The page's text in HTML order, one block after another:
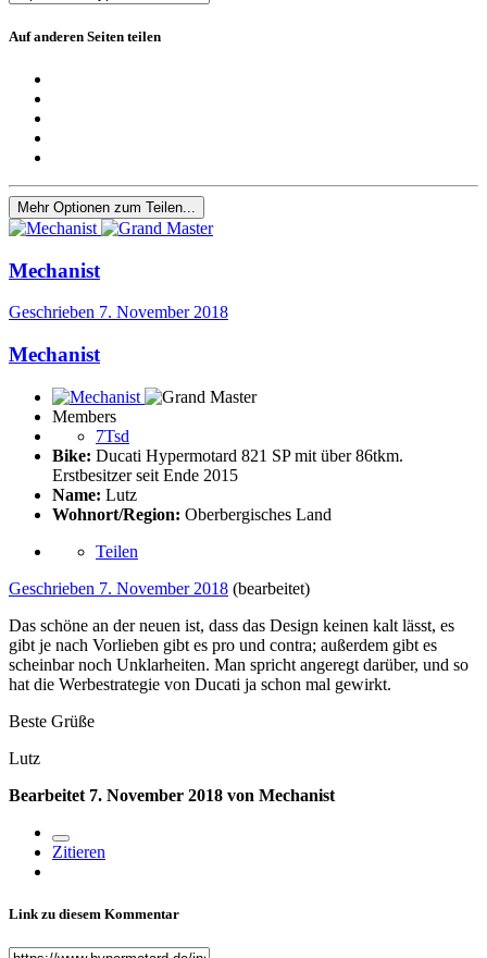
Auf anderen Seiten teilen
Mehr Optionen zum Teilen...
Mechanist
Geschrieben 7. November 2018
Mechanist
Members
7Tsd
Bike: Ducati Hypermotard 821 SP mit über 86tkm.
Erstbesitzer seit Ende 2015
Name: Lutz
Wohnort/Region: Oberbergisches Land
Teilen
Geschrieben 7. November 2018 (bearbeitet)
Das schöne an der neuen ist, dass das Design keinen kalt lässt, es
gibt je nach Vorlieben gibt es pro und contra; außerdem gibt es
scheinbar noch Unklarheiten. Man spricht angeregt darüber, und so
hat die Werbestrategie von Ducati ja schon mal gewirkt.
Beste Grüße
Lutz
Bearbeitet 7. November 2018 von Mechanist
Zitieren
Link zu diesem Kommentar